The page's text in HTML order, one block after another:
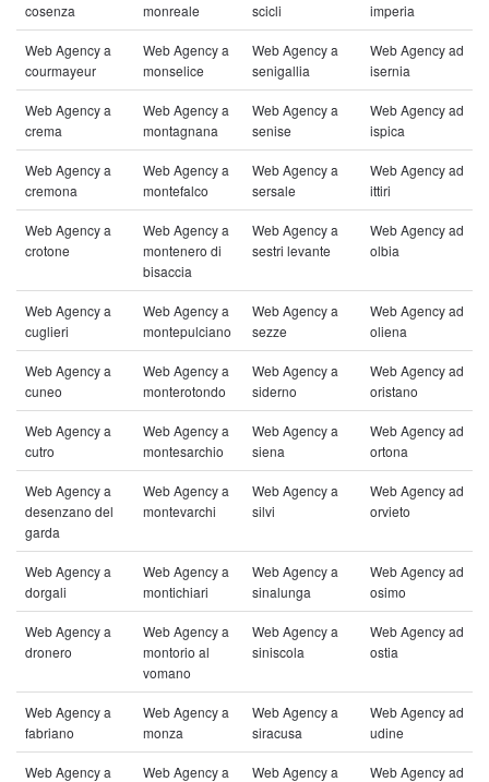
cosenza
monreale
scicli
imperia
Web Agency a
courmayeur
Web Agency a
monselice
Web Agency a
senigallia
Web Agency ad
isernia
Web Agency a
crema
Web Agency a
montagnana
Web Agency a
senise
Web Agency ad
ispica
Web Agency a
cremona
Web Agency a
montefalco
Web Agency a
sersale
Web Agency ad
ittiri
Web Agency a
crotone
Web Agency a
montenero di
bisaccia
Web Agency a
sestri levante
Web Agency ad
olbia
Web Agency a
cuglieri
Web Agency a
montepulciano
Web Agency a
sezze
Web Agency ad
oliena
Web Agency a
cuneo
Web Agency a
monterotondo
Web Agency a
siderno
Web Agency ad
oristano
Web Agency a
cutro
Web Agency a
montesarchio
Web Agency a
siena
Web Agency ad
ortona
Web Agency a
desenzano del
garda
Web Agency a
montevarchi
Web Agency a
silvi
Web Agency ad
orvieto
Web Agency a
dorgali
Web Agency a
montichiari
Web Agency a
sinalunga
Web Agency ad
osimo
Web Agency a
dronero
Web Agency a
montorio al
vomano
Web Agency a
siniscola
Web Agency ad
ostia
Web Agency a
fabriano
Web Agency a
monza
Web Agency a
siracusa
Web Agency ad
udine
Web Agency a
Web Agency a
Web Agency a
Web Agency ad